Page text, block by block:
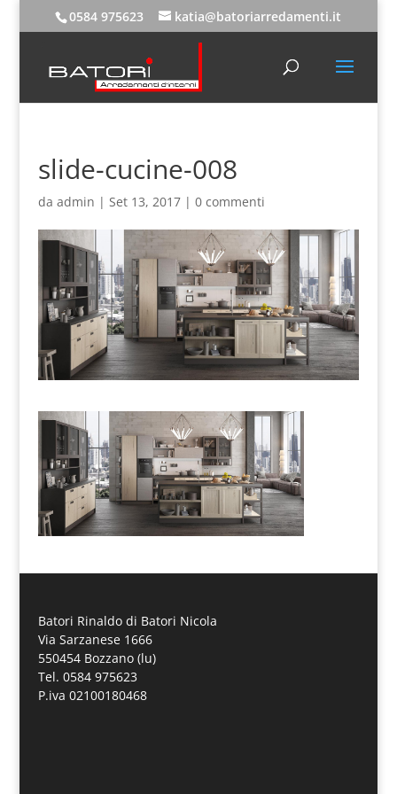
0584 975623 katia@batoriarredamenti.it
slide-cucine-008
da admin | Set 13, 2017| 0 commenti
Batori Rinaldo di Batori Nicola
Via Sarzanese 1666
550454 Bozzano (lu)
Tel. 0584 975623
P.iva 02100180468